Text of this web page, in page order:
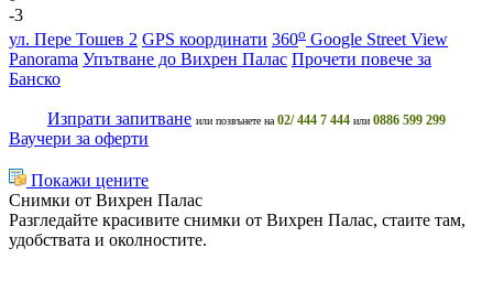
-3
ул. Пере Тошев 2 GPS координати 360o Google Street View
Panorama Упътване до Вихрен Палас Прочети повече за
Банско
Изпрати запитване или позвънете на 02/ 444 7 444 или 0886 599 299
Ваучери за оферти
Покажи цените
Снимки от Вихрен Палас
Разгледайте красивите снимки от Вихрен Палас, стаите там,
удобствата и околностите.